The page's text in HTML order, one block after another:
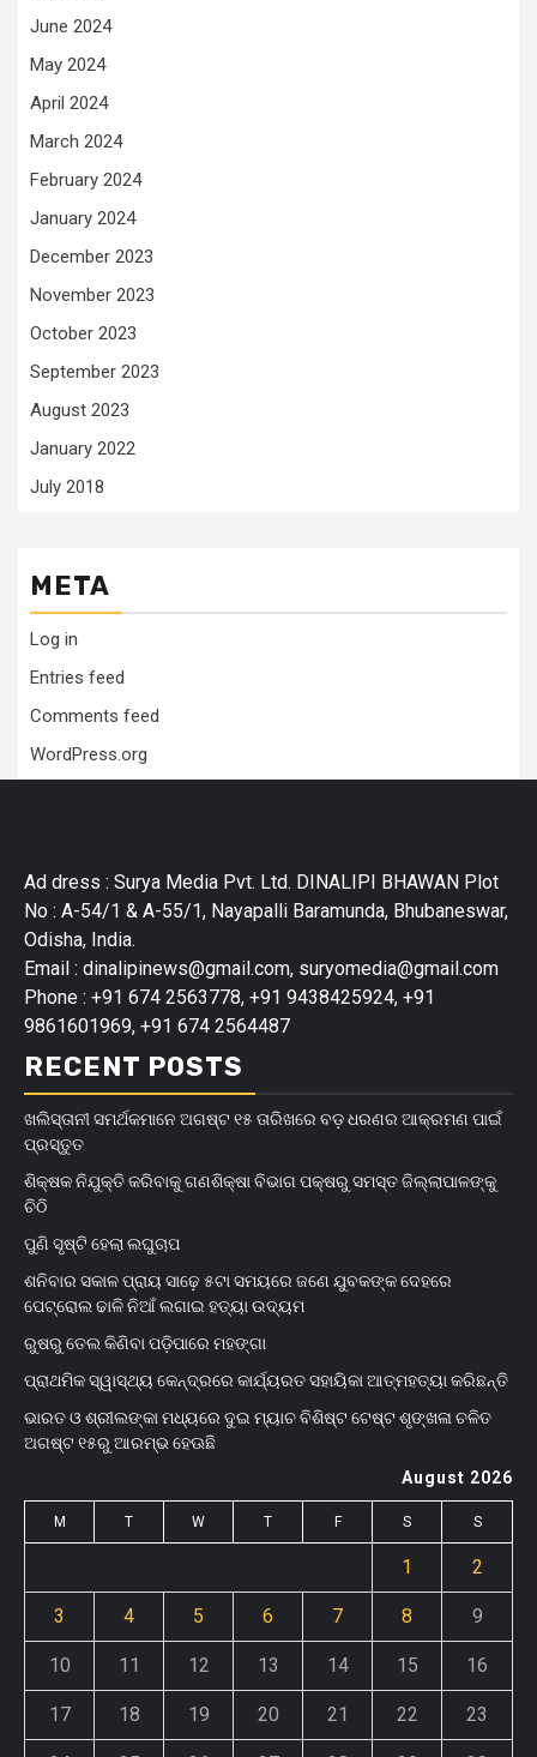
June 2024
May 2024
April 2024
March 2024
February 2024
January 2024
December 2023
November 2023
October 2023
September 2023
August 2023
January 2022
July 2018
META
Log in
Entries feed
Comments feed
WordPress.org
Ad dress : Surya Media Pvt. Ltd. DINALIPI BHAWAN Plot
No : A-54/1 & A-55/1, Nayapalli Baramunda, Bhubaneswar,
Odisha, India.
Email : dinalipinews@gmail.com, suryomedia@gmail.com
Phone : +91 674 2563778, +91 9438425924, +91
9861601969, +91 674 2564487
RECENT POSTS
ଖଲିସ୍ତାନୀ ସମର୍ଥକମାନେ ଅଗଷ୍ଟ ୧୫ ତାରିଖରେ ବଡ଼ ଧରଣର ଆକ୍ରମଣ ପାଇଁ
ପ୍ରସ୍ତୁତ
ଶିକ୍ଷକ ନିଯୁକ୍ତି କରିବାକୁ ଗଣଶିକ୍ଷା ବିଭାଗ ପକ୍ଷରୁ ସମସ୍ତ ଜିଲ୍ଲାପାଳଙ୍କୁ
ଚିଠି
ପୁଣି ସୃଷ୍ଟି ହେଲା ଲଘୁଚାପ
ଶନିବାର ସକାଳ ପ୍ରାୟ ସାଢ଼େ ୫ଟା ସମୟରେ ଜଣେ ଯୁବକଙ୍କ ଦେହରେ
ପେଟ୍ରୋଲ ଢାଳି ନିଆଁ ଲଗାଇ ହତ୍ୟା ଉଦ୍ୟମ
ରୁଷରୁ ତେଲ କିଣିବା ପଡ଼ିପାରେ ମହଙ୍ଗା
ପ୍ରାଥମିକ ସ୍ୱାସ୍ଥ୍ୟ କେନ୍ଦ୍ରରେ କାର୍ଯ୍ୟରତ ସହାୟିକା ଆତ୍ମହତ୍ୟା କରିଛନ୍ତି
ଭାରତ ଓ ଶ୍ରୀଲଙ୍କା ମଧ୍ୟରେ ଦୁଇ ମ୍ୟାଚ ବିଶିଷ୍ଟ ଟେଷ୍ଟ ଶୃଙ୍ଖଳା ଚଳିତ
ଅଗଷ୍ଟ ୧୫ରୁ ଆରମ୍ଭ ହେଊଛି
August 2026
M T W T F S S
1 2
3 4 5 6 7 8 9
10 11 12 13 14 15 16
17 18 19 20 21 22 23